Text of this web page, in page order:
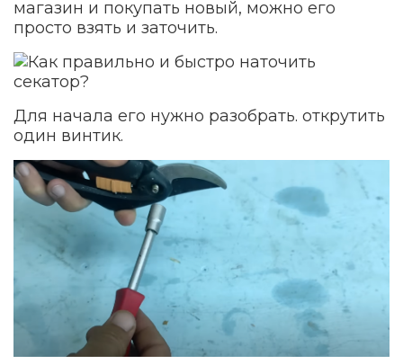
магазин и покупать новый, можно его
просто взять и заточить.
Для начала его нужно разобрать. открутить
один винтик.